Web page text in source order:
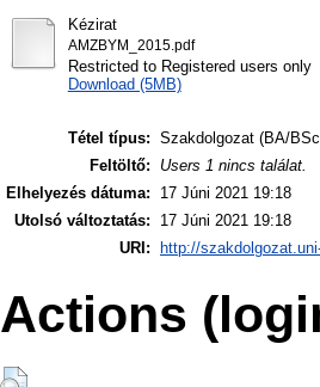
Kézirat
AMZBYM_2015.pdf
Restricted to Registered users only
Download (5MB)
Tétel típus: Szakdolgozat (BA/
Feltöltő:
Users 1 nincs találat.
Elhelyezés dátuma:
17 Júni 2021 19:18
Utolsó változtatás:
17 Júni 2021 19:18
URI:
http://
Actions